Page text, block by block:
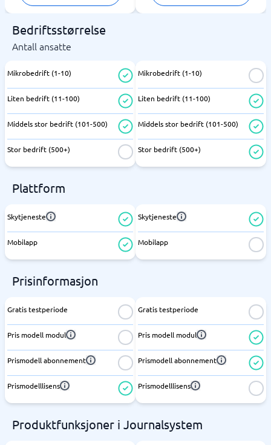
Bedriftsstørrelse
Antall ansatte
Mikrobedrift (1-10)
Liten bedrift (11-100)
Middels stor bedrift (101-500)
Stor bedrift (500+)
Mikrobedrift (1-10)
Liten bedrift (11-100)
Middels stor bedrift (101-500)
Stor bedrift (500+)
Plattform
Skytjeneste
Mobilapp
Skytjeneste
Mobilapp
Prisinformasjon
Gratis testperiode
Pris modell modul
Prismodell abonnement
Prismodelllisens
Gratis testperiode
Pris modell modul
Prismodell abonnement
Prismodelllisens
Produktfunksjoner i Journalsystem